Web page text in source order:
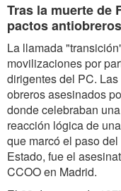
Tras la muerte de
pactos antiobreros
La llamada
movilizaciones por
dirigentes del PC.
obreros asesinados
donde celebraban
reacción lógica de
que marcó el paso
Estado, fue el
CCOO en Madrid.